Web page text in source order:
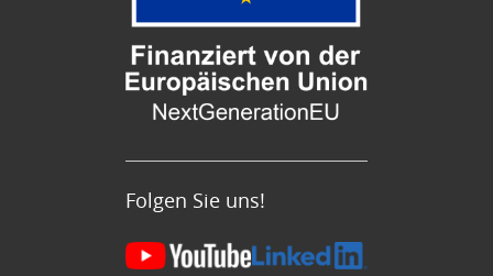
Folgen Sie uns!